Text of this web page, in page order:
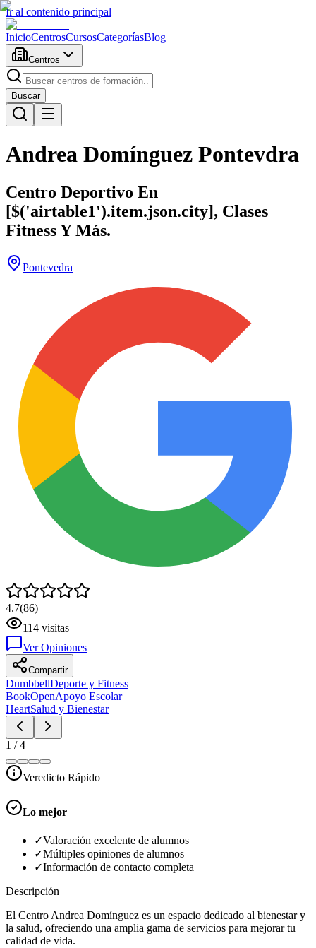
Ir al contenido principal
InicioCentrosCursosCategoríasBlog
Centros
Buscar
Andrea Domínguez Pontevdra
Centro Deportivo En
[$('airtable1').item.json.city], Clases
Fitness Y Más.
Pontevedra
4.7(86)
114 visitas
Ver Opiniones
Compartir
DumbbellDeporte y Fitness
BookOpenApoyo Escolar
HeartSalud y Bienestar
1 /4
Veredicto Rápido
Lo mejor
✓Valoración excelente de alumnos
✓Múltiples opiniones de alumnos
✓Información de contacto completa
Descripción
El Centro Andrea Domínguez es un espacio dedicado al bienestar y
la salud, ofreciendo una amplia gama de servicios para mejorar tu
calidad de vida.